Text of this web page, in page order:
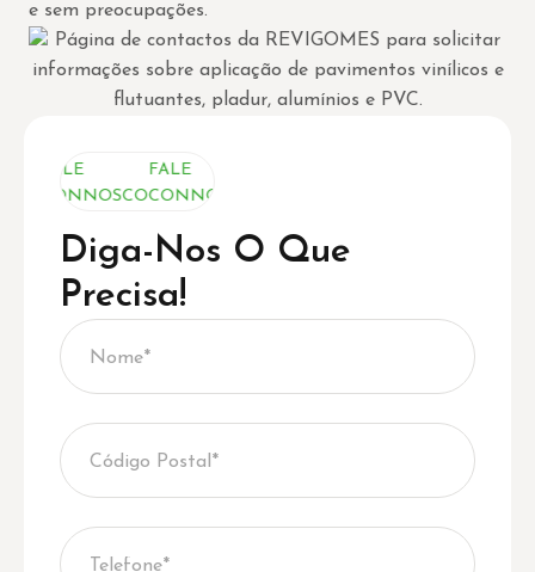
e sem preocupações.
FALE
CONNOSCO
FALE
CONNOSCO
Diga-Nos O Que
Precisa!